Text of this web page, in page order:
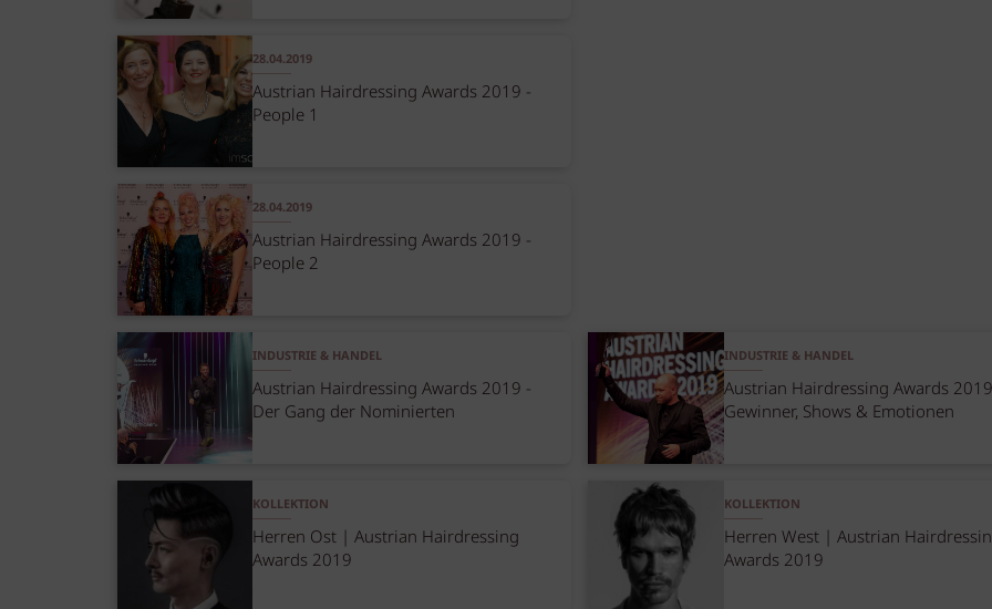
28.04.2019
Austrian Hairdressing Awards 2019 -
People 1
28.04.2019
Austrian Hairdressing Awards 2019 -
People 2
INDUSTRIE & HANDEL
Austrian Hairdressing Awards 2019 -
Der Gang der Nominierten
INDUSTRIE & HANDEL
Austrian Hairdressing Awards
Gewinner, Shows & Emotionen
KOLLEKTION
Herren Ost | Austrian Hairdressing
Awards 2019
KOLLEKTION
Herren West | Austrian
Awards 2019